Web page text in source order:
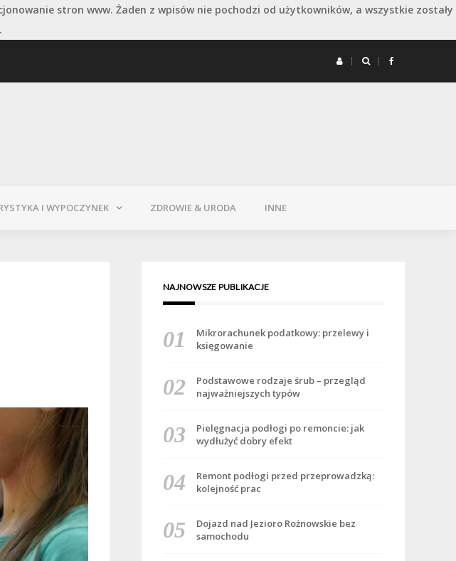
stron www. Żaden z wpisów nie pochodzi od użytkowników, a wszystkie zostały
I WYPOCZYNEK ZDROWIE & URODA INNE
NAJNOWSZE PUBLIKACJE
Mikrorachunek podatkowy: przelewy i
księgowanie
Podstawowe rodzaje śrub – przegląd
najważniejszych typów
Pielęgnacja podłogi po remoncie: jak
wydłużyć dobry efekt
Remont podłogi przed przeprowadzką:
kolejność prac
Dojazd nad Jezioro Rożnowskie bez
samochodu